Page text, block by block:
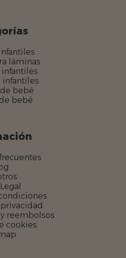
láminas
infantiles
infantiles
bebé
bebé
reembolsos
cookies